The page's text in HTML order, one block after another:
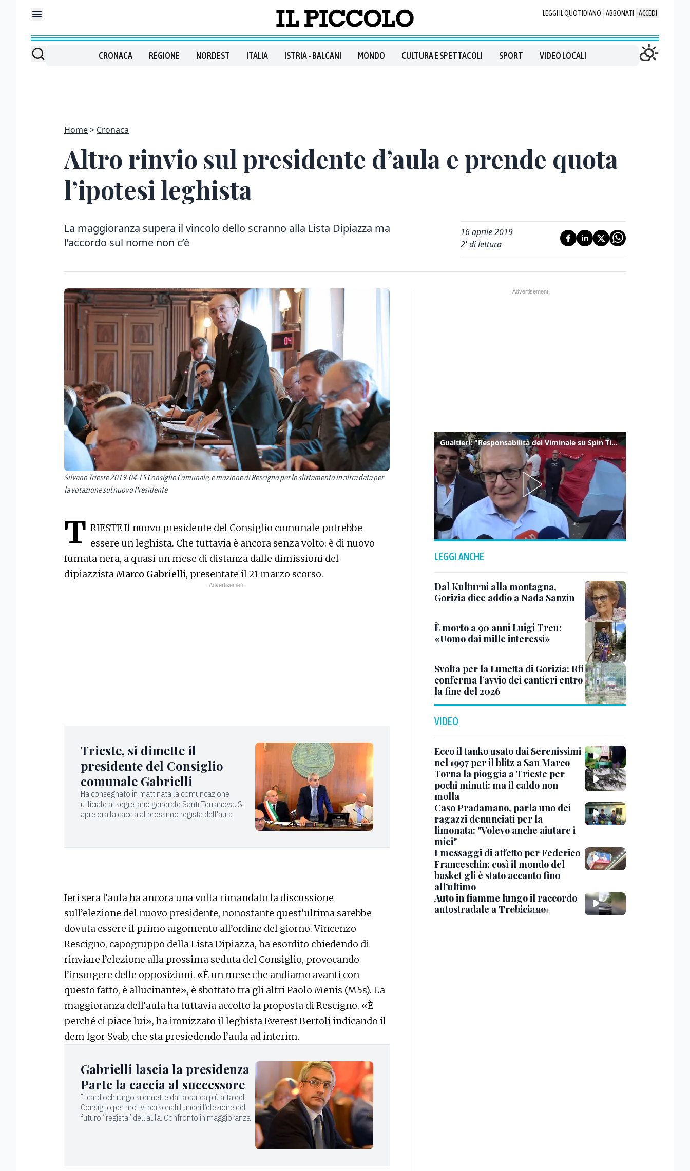
LEGGI IL QUOTIDIANO ABBONATI ACCEDI
CRONACA REGIONE NORDEST ITALIA ISTRIA - BALCANI MONDO CULTURA E SPETTACOLI SPORT VIDEO LOCALI
Home Cronaca
Altro rinvio sul presidente d’aula e prende quota
l’ipotesi leghista
La maggioranza supera il vincolo dello scranno alla Lista Dipiazza ma
l’accordo sul nome non c’è
16 aprile 2019
2' di lettura
Silvano Trieste 2019-04-15 Consiglio Comunale, e mozione di Rescigno per lo slittamento in altra data per
la votazione sul nuovo Presidente
T RIESTE Il nuovo presidente del Consiglio comunale potrebbe
essere un leghista. Che tuttavia è ancora senza volto: è di nuovo
fumata nera, a quasi un mese di distanza dalle dimissioni del
dipiazzistaMarco Gabrielli, presentate il 21 marzo scorso.
Trieste, si dimette il
presidente del Consiglio
comunale Gabrielli
Ha consegnato in mattinata la comuncazione
ufficiale al segretario generale Santi Terranova. Si
apre ora la caccia al prossimo regista dell'aula
Ieri sera l’aula ha ancora una volta rimandato la discussione
sull’elezione del nuovo presidente, nonostante quest’ultima sarebbe
dovuta essere il primo argomento all’ordine del giorno. Vincenzo
Rescigno, capogruppo della Lista Dipiazza, ha esordito chiedendo di
rinviare l’elezione alla prossima seduta del Consiglio, provocando
l’insorgere delle opposizioni. «È un mese che andiamo avanti con
questo fatto, è allucinante», è sbottato tra gli altri Paolo Menis (M5s). La
maggioranza dell’aula ha tuttavia accolto la proposta di Rescigno. «È
perché ci piace lui», ha ironizzato il leghista Everest Bertoli indicando il
dem Igor Svab, che sta presiedendo l’aula ad interim.
Gabrielli lascia la presidenza
Parte la caccia al successore
Il cardiochirurgo si dimette dalla carica più alta del
Consiglio per motivi personali Lunedì l’elezione del
futuro “regista” dell’aula. Confronto in maggioranza
Gualtieri: "Responsabilità del Viminale su Spin Time? La posizione dei partiti è nota"
LEGGI ANCHE
Dal Kulturni alla montagna,
Gorizia dice addio a Nada Sanzin
È morto a 90 anni Luigi Treu:
«Uomo dai mille interessi»
Svolta per la Lunetta di Gorizia: Rfi
conferma l’avvio dei cantieri entro
la fine del 2026
VIDEO
Ecco il tanko usato dai Serenissimi
nel 1997 per il blitz a San Marco
Torna la pioggia a Trieste per
pochi minuti: ma il caldo non
molla
Caso Pradamano, parla uno dei
ragazzi denunciati per la
limonata: "Volevo anche aiutare i
miei"
I messaggi di affetto per Federico
Franceschin: così il mondo del
basket gli è stato accanto fino
all’ultimo
Auto in fiamme lungo il raccordo
autostradale a Trebiciano